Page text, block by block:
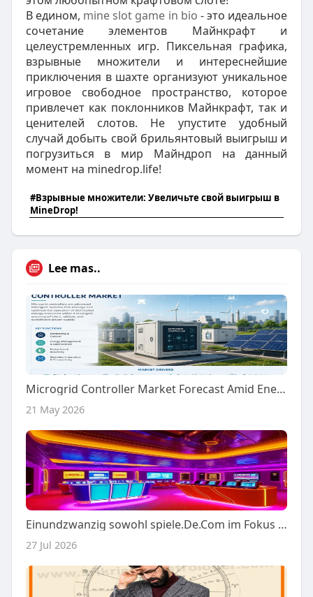
В едином, mine slot game in bio - это идеальное
сочетание элементов Майнкрафт и
целеустремленных игр. Пиксельная графика,
взрывные множители и интереснейшие
приключения в шахте организуют уникальное
игровое свободное пространство, которое
привлечет как поклонников Майнкрафт, так и
ценителей слотов. Не упустите удобный
случай добыть свой брильянтовый выигрыш и
погрузиться в мир Майндроп на данный
момент на minedrop.life!
#Взрывные множители: Увеличьте свой выигрыш в
MineDrop!
Lee mas..
Microgrid Controller Market Forecast Amid Energy Transition
21 May 2026
Einundzwanzig sowohl spiele.De.Com im Fokus der Casino-Analyse
27 Jul 2026